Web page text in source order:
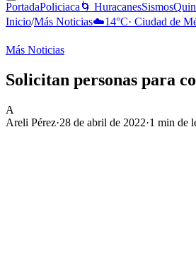
PortadaPoliciaca 🌀 HuracanesSismos
Inicio/Más Noticias☁️14°C· Ciudad de
Más Noticias
Solicitan personas para
A
Areli Pérez·28 de abril de 2022·1 min de